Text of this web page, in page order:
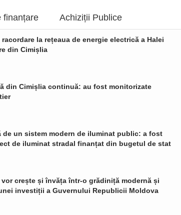
finanțare Achiziții Publice
la rețeaua de energie electrică a Halei
din Cimișlia
din Cimișlia continuă: au fost monitorizate
de un sistem modern de iluminat public: a fost
de iluminat stradal finanțat din bugetul de stat
crește și învăța într-o grădiniță modernă și
investiții a Guvernului Republicii Moldova